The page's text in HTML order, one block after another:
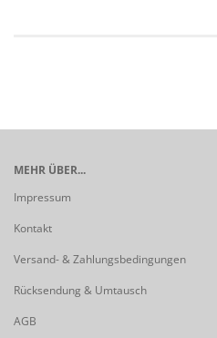
MEHR ÜBER...
Impressum
Kontakt
Versand- & Zahlungsbedingungen
Rücksendung & Umtausch
AGB